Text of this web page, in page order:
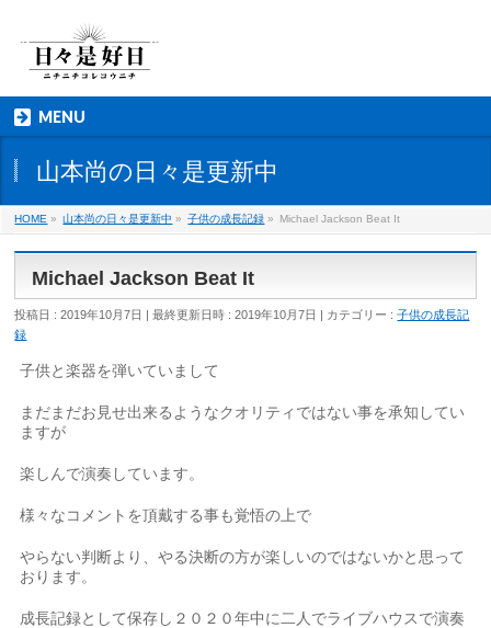
MENU
山本尚の日々是更新中
HOME » 山本尚の日々是更新中 » 子供の成長記録 » Michael Jackson Beat It
Michael Jackson Beat It
投稿日 : 2019年10月7日 最終更新日時 : 2019年10月7日 カテゴリー :子供の成長記
録
子供と楽器を弾いていまして
まだまだお見せ出来るようなクオリティではない事を承知してい
ますが
楽しんで演奏しています。
様々なコメントを頂戴する事も覚悟の上で
やらない判断より、やる決断の方が楽しいのではないかと思って
おります。
成長記録として保存し２０２０年中に二人でライブハウスで演奏